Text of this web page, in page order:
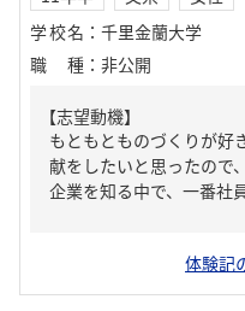
学校名 ： 千里金蘭大学
職種 ： 非公開
【志望動機】
もともとものづくりが好
献をしたいと思ったので
企業を知る中で、一番社
体験記